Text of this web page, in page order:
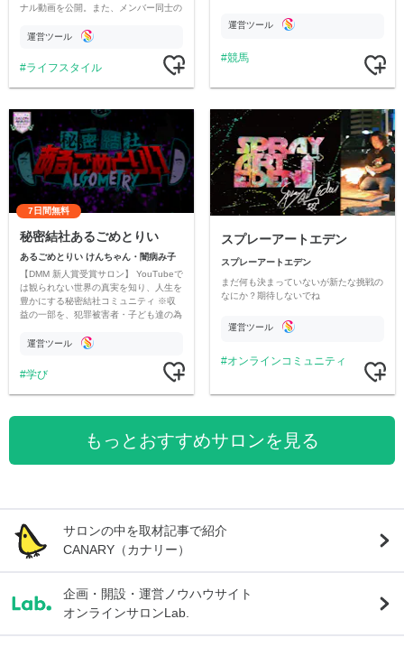
ナル動画を公開。また、メンバー同士の
ただいています。
運営ツール
ライフスタイル
運営ツール
競馬
7日間無料
秘密結社あるごめとりい
あるごめとりい けんちゃん・闇病み子
【DMM 新人賞受賞サロン】 YouTubeで
は観られない世界の真実を知り、人生を
豊かにする秘密結社コミュニティ ※収
益の一部を、犯罪被害者・子ども達の為
す運営ツール
学び
スプレーアートエデン
スプレーアートエデン
まだ何も決まっていないが新たな挑戦の
なにか？期待しないでね
運営ツール
オンラインコミュニティ
もっとおすすめサロンを見る
サロンの中を取材記事で紹介
CANARY（カナリー）
企画・開設・運営ノウハウサイト
オンラインサロンLab.